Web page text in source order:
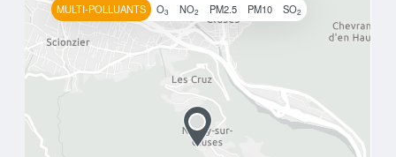
MULTI-POLLUANTS O3 NO2 PM2.5 PM10 SO2